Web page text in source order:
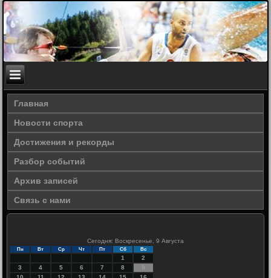
Главная
Новости спорта
Достижения и рекорды
Разбор событий
Архив записей
Связь с нами
Сегодня: Воскресенье, 9 Августа
Пн Вт Ср Чт Пт Сб Вс
1
2
3
4 5 6 7 8
9